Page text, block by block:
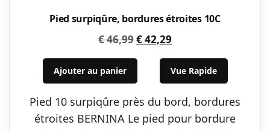
Pied surpiqûre, bordures étroites 10C
€46,99Le
était :
€ 46,99.
€42,29
actuel
est :
€ 42,29.
Ajouter au panier Vue Rapide
Pied 10 surpiqûre près du bord, bordures
étroites BERNINA Le pied pour bordure